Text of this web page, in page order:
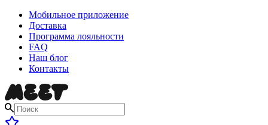
Мобильное приложение
Доставка
Программа лояльности
FAQ
Наш блог
Контакты